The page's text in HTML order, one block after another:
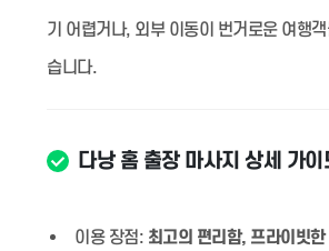
기 어렵거나, 외부 이동이 번거로운 여행
습니다.
다낭 홈 출장 마사지 상세 가이
이용 장점: 최고의 편리함, 프라이빗